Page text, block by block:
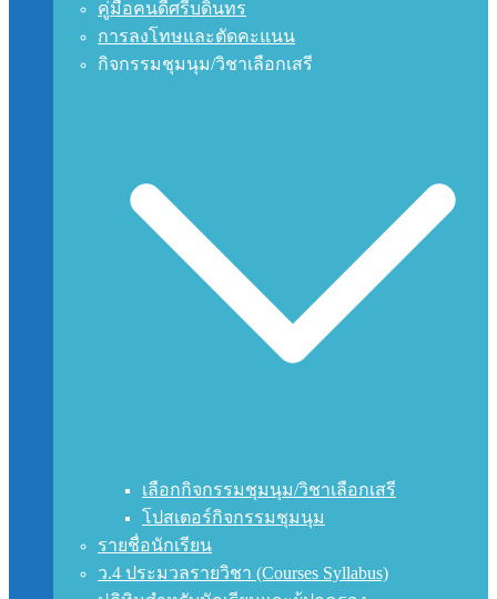
คู่มือคนดีศรีบดินทร
การลงโทษและตัดคะแนน
กิจกรรมชุมนุม/วิชาเลือกเสรี
เลือกกิจกรรมชุมนุม/วิชาเลือกเสรี
โปสเตอร์กิจกรรมชุมนุม
รายชื่อนักเรียน
ว.4 ประมวลรายวิชา (Courses Syllabus)